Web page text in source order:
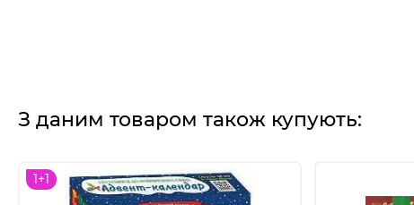
З даним товаром також купують:
1+1